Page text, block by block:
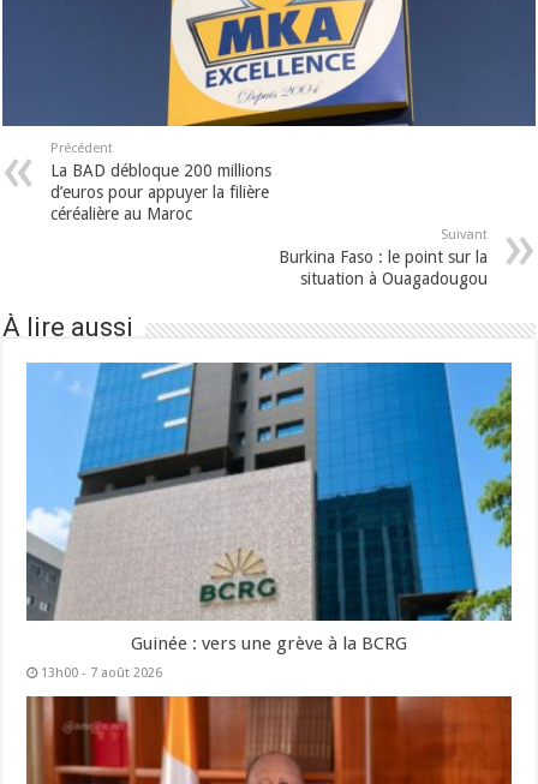
Précédent
La BAD débloque 200 millions
d’euros pour appuyer la filière
céréalière au Maroc
Suivant
Burkina Faso : le point sur la
situation à Ouagadougou
À lire aussi
Guinée : vers une grève à la BCRG
13h00 - 7 août 2026